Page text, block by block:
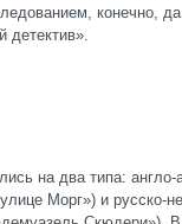
конечно,
детектив».
на два типа:
Морг») и русско-